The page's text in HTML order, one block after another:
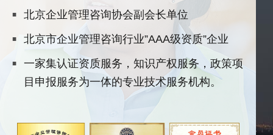
北京企业管理咨询协会副会长单位
北京市企业管理咨询行业”AAA级资质”企业
一家集认证资质服务，知识产权服务，政策项
目申报服务为一体的专业技术服务机构。